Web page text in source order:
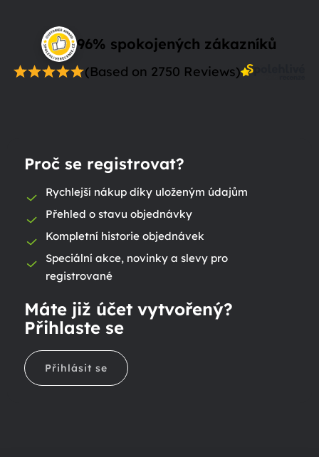
96% spokojených zákazníků
(Based on 2750 Reviews)
Proč se registrovat?
Rychlejší nákup díky uloženým údajům
Přehled o stavu objednávky
Kompletní historie objednávek
Speciální akce, novinky a slevy pro
registrované
Máte již účet vytvořený?
Přihlaste se
Přihlásit se